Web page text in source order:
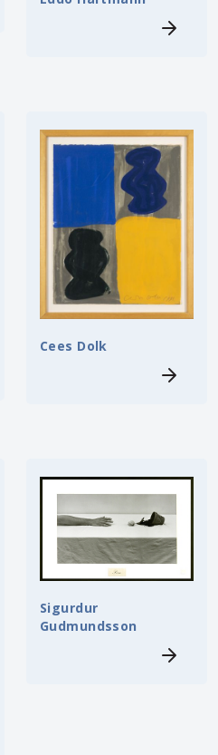
Cees Dolk
Sigurdur
Gudmundsson